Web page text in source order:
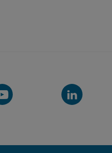
LinkedIn-
Kanal